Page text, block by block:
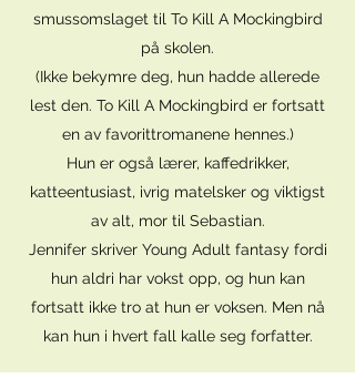
smussomslaget til To Kill A Mockingbird
på skolen.
(Ikke bekymre deg, hun hadde allerede
lest den. To Kill A Mockingbird er fortsatt
en av favorittromanene hennes.)
Hun er også lærer, kaffedrikker,
katteentusiast, ivrig matelsker og viktigst
av alt, mor til Sebastian.
Jennifer skriver Young Adult fantasy fordi
hun aldri har vokst opp, og hun kan
fortsatt ikke tro at hun er voksen. Men nå
kan hun i hvert fall kalle seg forfatter.